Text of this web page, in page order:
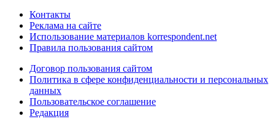
Контакты
Реклама на сайте
Использование материалов korrespondent.net
Правила пользования сайтом
Договор пользования сайтом
Политика в сфере конфиденциальности и персональных
данных
Пользовательское соглашение
Редакция